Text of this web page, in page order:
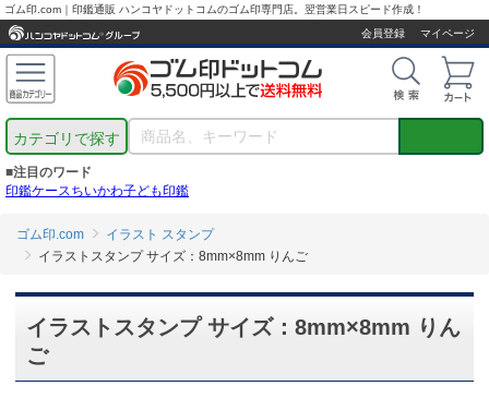
ゴム印.com｜印鑑通販 ハンコヤドットコムのゴム印専門店。翌営業日スピード作成！
会員登録
マイページ
カテゴリで探す
■注目のワード
印鑑ケースちいかわ子ども印鑑
ゴム印.com
イラスト スタンプ
イラストスタンプ サイズ：8mm×8mm りんご
イラストスタンプ サイズ：8mm×8mm りん
ご